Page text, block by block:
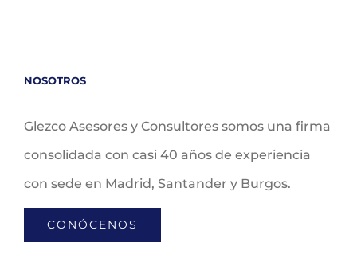
NOSOTROS
Glezco Asesores y Consultores somos una firma
consolidada con casi 40 años de experiencia
con sede en Madrid, Santander y Burgos.
CONÓCENOS